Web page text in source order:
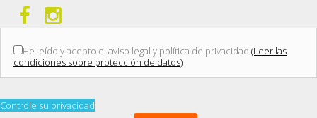
He leído y acepto el aviso legal y política de privacidad (Leer las
condiciones sobre protección de datos)
Controle su privacidad